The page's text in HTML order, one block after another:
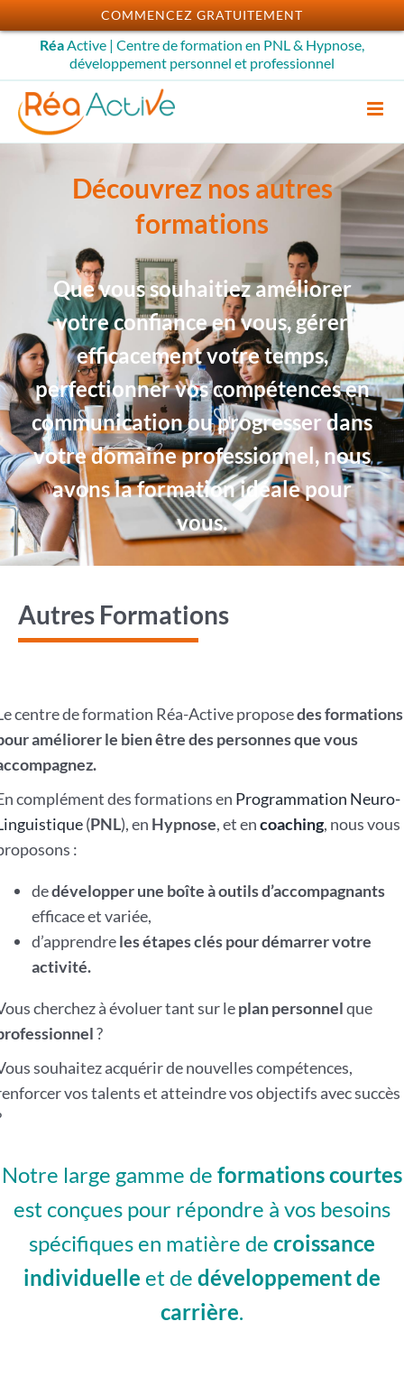
Passer
au
contenu
RéaActive | Centre de formation en PNL & Hypnose,
développement personnel et professionnel
Découvrez nos autres
formations
Que vous souhaitiez améliorer
votre confiance en vous, gérer
efficacement votre temps,
perfectionner vos compétences en
communication ou progresser dans
votre domaine professionnel, nous
avons la formation idéale pour
vous.
Autres Formations
centre de formation Réa-Active proposedes formations
améliorer le bien être des personnes que vous
complément des formations en Programmation Neuro-
(PNL), en Hypnose, et encoaching, nous vous
:
dedévelopper une boîte à outils d’accompagnants
efficace et variée,
d’apprendreles étapes clés pour démarrer votre
activité.
cherchez à évoluer tant sur leplan personnelque
?
souhaitez acquérir de nouvelles compétences,
vos talents et atteindre vos objectifs avec succès
Notre large gamme de formations courtes
est conçues pour répondre à vos besoins
spécifiques en matière de croissance
individuelle et de développement de
carrière.
COMMENCEZ GRATUITEMENT